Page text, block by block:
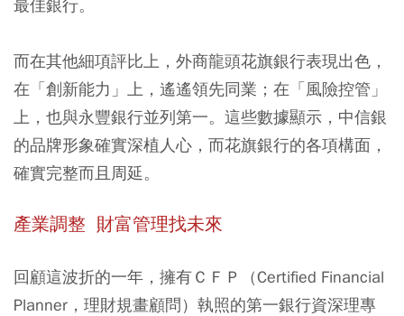
最佳銀行。
而在其他細項評比上，外商龍頭花旗銀行表現出色，
在「創新能力」上，遙遙領先同業；在「風險控管」
上，也與永豐銀行並列第一。這些數據顯示，中信銀
的品牌形象確實深植人心，而花旗銀行的各項構面，
確實完整而且周延。
產業調整 財富管理找未來
回顧這波折的一年，擁有ＣＦＰ（Certified Financial
Planner，理財規畫顧問）執照的第一銀行資深理專